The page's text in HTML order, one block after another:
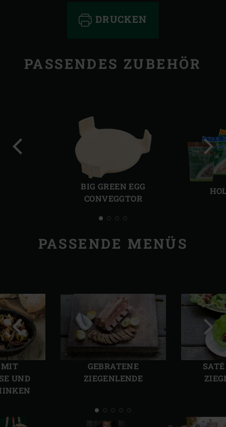
DRUCKEN
PASSENDES ZUBEHÖR
BIG GREEN EGG
CONVEGGTOR
Folie
PASSENDE MENÜS
MIT
UND
GEBRATENE
ZIEGENLENDE
Vorherige
Folie
Folie